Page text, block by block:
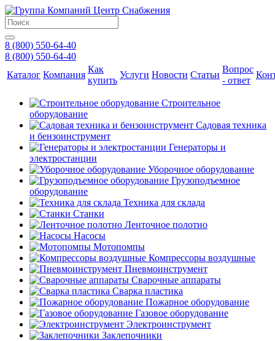
8 (800) 550-64-40
8 (800) 550-64-40
Каталог Компания
Как
купить
Услуги Новости Статьи
Вопрос
- ответ
Строительное
оборудование
Садовая техника
и бензоинструмент
Генераторы и
электростанции
Уборочное оборудование
Грузоподъемное
оборудование
Техника для склада
Станки
Ленточное полотно
Насосы
Мотопомпы
Компрессоры воздушные
Пневмоинструмент
Сварочные аппараты
Сварка пластика
Пожарное оборудование
Газовое оборудование
Электроинструмент
Заклепочники